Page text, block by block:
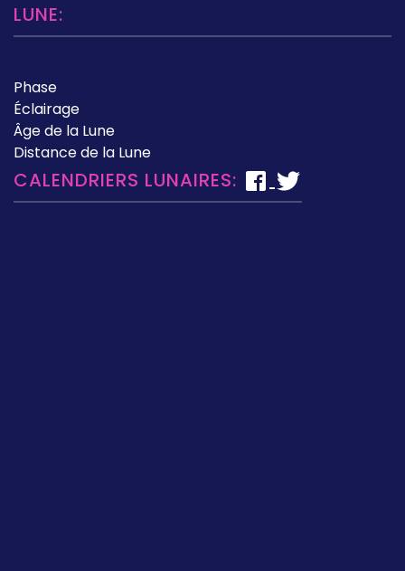
LUNE:
Phase
Éclairage
Âge de la Lune
Distance de la Lune
CALENDRIERS LUNAIRES: